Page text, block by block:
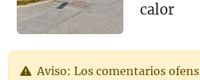
calor
Aviso: Los comentarios